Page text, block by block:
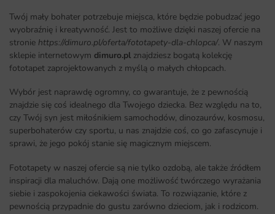
Twój mały bohater potrzebuje miejsca, które będzie pobudzać jego
wyobraźnię i kreatywność. Jest to możliwe dzięki naszej ofercie na
stronie https://dimuro.pl/oferta/fototapety-dla-chlopca/. W naszym
sklepie internetowym dimuro.pl znajdziesz bogatą kolekcję
fototapet zaprojektowanych z myślą o małych chłopcach.
Wybór jest naprawdę ogromny, co gwarantuje, że z pewnością
znajdzie się coś idealnego dla Twojego dziecka. Bez względu na to,
czy Twój syn jest miłośnikiem samochodów, dinozaurów, kosmosu,
superbohaterów czy sportu, u nas znajdzie coś, co go zafascynuje i
sprawi, że jego pokój stanie się magicznym miejscem.
Fototapety w naszej ofercie są nie tylko ozdobą, ale także źródłem
inspiracji dla maluchów. Dają one możliwość twórczego wyrażania
siebie i zaspokojenia ciekawości świata. To rozwiązanie, które z
pewnością przypadnie do gustu zarówno dzieciom, jak i rodzicom.